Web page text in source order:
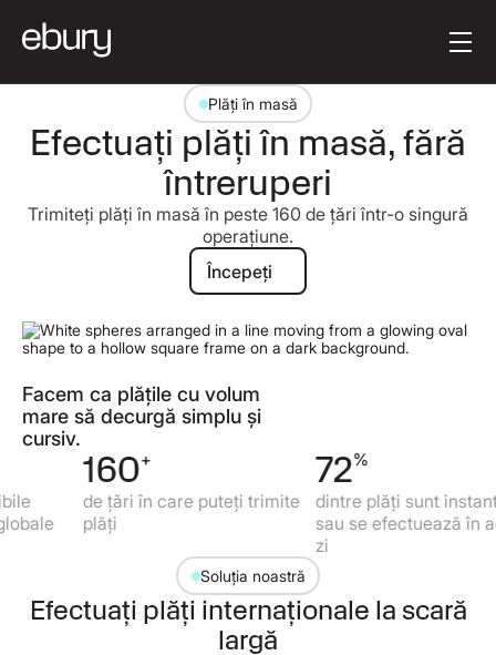
Plăți în masă
Efectuați plăți în masă, fără
întreruperi
Trimiteți plăți în masă în peste 160 de țări într-o singură
operațiune.
Începeți
Începeți
Facem ca plățile cu volum
mare să decurgă simplu și
cursiv.
160+
de țări în care puteți trimite
plăți
%
dintre plăți sunt instantanee
sau se efectuează în aceeași
Soluția noastră
Efectuați plăți internaționale la scară
largă